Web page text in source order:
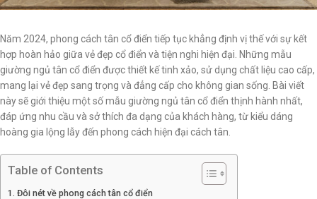
Năm 2024, phong cách tân cổ điển tiếp tục khẳng định vị thế với sự kết
hợp hoàn hảo giữa vẻ đẹp cổ điển và tiện nghi hiện đại. Những mẫu
giường ngủ tân cổ điển được thiết kế tinh xảo, sử dụng chất liệu cao cấp,
mang lại vẻ đẹp sang trọng và đẳng cấp cho không gian sống. Bài viết
này sẽ giới thiệu một số mẫu giường ngủ tân cổ điển thịnh hành nhất,
đáp ứng nhu cầu và sở thích đa dạng của khách hàng, từ kiểu dáng
hoàng gia lộng lẫy đến phong cách hiện đại cách tân.
Table of Contents
Đôi nét về phong cách tân cổ điển